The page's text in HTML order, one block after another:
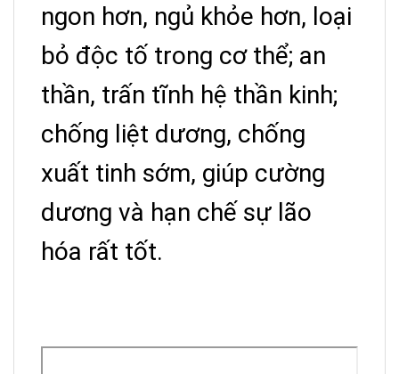
ngon hơn, ngủ khỏe hơn, loại
bỏ độc tố trong cơ thể; an
thần, trấn tĩnh hệ thần kinh;
chống liệt dương, chống
xuất tinh sớm, giúp cường
dương và hạn chế sự lão
hóa rất tốt.